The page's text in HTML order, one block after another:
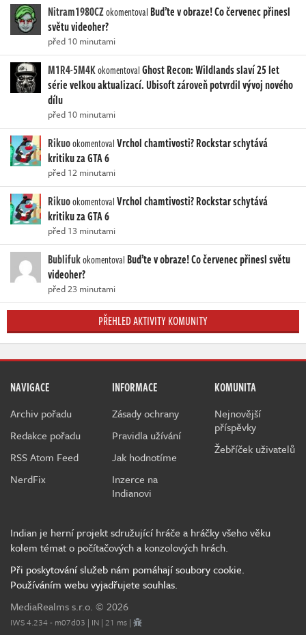
Nitram1980CZokomentoval Buďte v obraze! Co červenec přinesl
světu videoher?
před 10 minutami
M1R4-5M4KokomentovalGhost Recon: Wildlands slaví 25 let
série velkou aktualizací. Ubisoft zároveň potvrdil vývoj nového
dílu
před 10 minutami
RikuookomentovalVrchol chamtivosti? Rockstar schytává
kritiku za GTA 6
před 12 minutami
RikuookomentovalVrchol chamtivosti? Rockstar schytává
kritiku za GTA 6
před 13 minutami
Bublifukokomentoval Buďte v obraze! Co červenec přinesl světu
videoher?
před 23 minutami
PŘEHLED AKTIVITY KOMUNITY
NAVIGACE
Archiv pořadu
Redakce pořadu
RSS Atom Feed
NerdFix
INFORMACE
Zásady ochrany
Pravidla užívání
Jak hodnotíme
Inzerce na
Indianovi
KOMUNITA
Nejnovější
příspěvky
Žebříček uživatelů
Indian je herní projekt sdružující hráče a hráčky všeho věku
kolem témat o počítačových a konzolových hrách.
Při poskytování služeb nám pomáhají soubory cookie.
Používáním webu vyjadřujete souhlas.
MediaRealms s.r.o. © 2026
IWS 4.234 - m07d03 | IN | 21 ms |